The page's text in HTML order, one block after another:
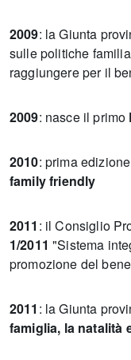
2009: la Giunta
sulle politiche
raggiungere per il
2009: nasce il primo
2010: prima
family friendly
2011 : il Consiglio
1/2011"Sistema
promozione del
2011 : la Giunta
famiglia, la natalità